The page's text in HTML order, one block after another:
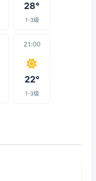
28°
1-3级
21:00
22°
1-3级